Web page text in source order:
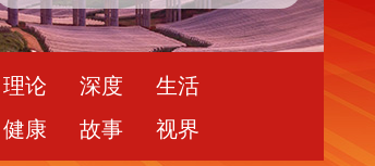
理论 深度
生活
健康
故事 视界